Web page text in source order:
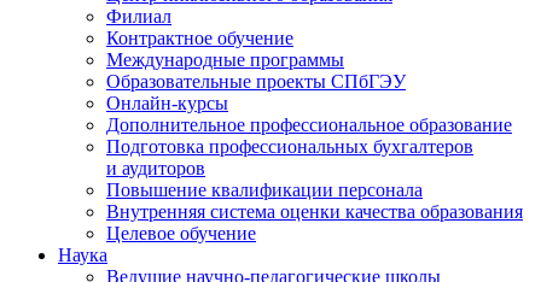
Филиал
Контрактное обучение
Международные программы
Образовательные проекты СПбГЭУ
Онлайн-курсы
Дополнительное профессиональное образование
Подготовка профессиональных бухгалтеров
и аудиторов
Повышение квалификации персонала
Внутренняя система оценки качества образования
Целевое обучение
Наука
Ведущие научно-педагогические школы